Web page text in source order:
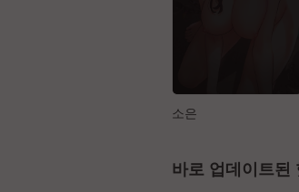
소은
바로 업데이트된